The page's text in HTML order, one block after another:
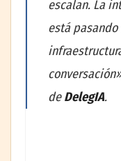
escalan. La
está
deDelegIA.